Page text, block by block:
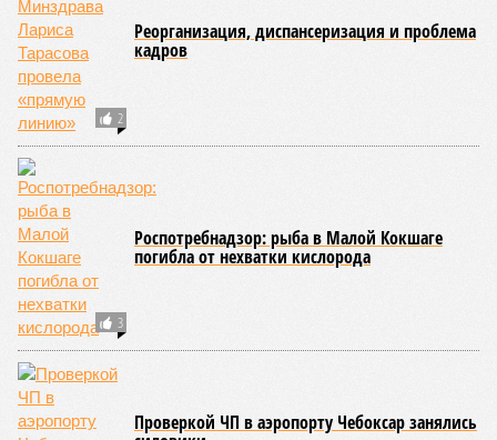
традициями.
В настоящее время керешу демонстрирует рост
популярности. В 2024 году в столице республики, городе
Чебоксары, на базе спортивной школы № 11 состоялось
торжественное открытие Республиканского центра
единоборств «Керешу». площадка имеет все необходимые
условия для полноценной подготовки спортсменов
высокого класса.
В том же году был проведён первый официальный
чемпионат по керешу, участие в котором приняли
сильнейшие борцы со всех районов Чувашии; турнир
наглядно продемонстрировал динамичный и зрелищный
характер этого вида спорта.
Керешу включён в перечень приоритетных спортивных
дисциплин на территории Чувашской Республики. Кроме
того, данное единоборство уже имеет опыт выхода на
международную арену: оно входило в программу I и II